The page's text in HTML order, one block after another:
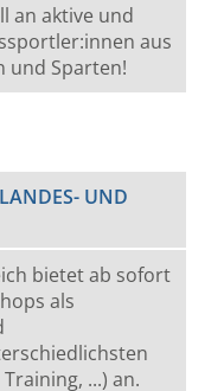
an aktive und
aus
und Sparten!
UND
bietet ab sofort
als
...) an.